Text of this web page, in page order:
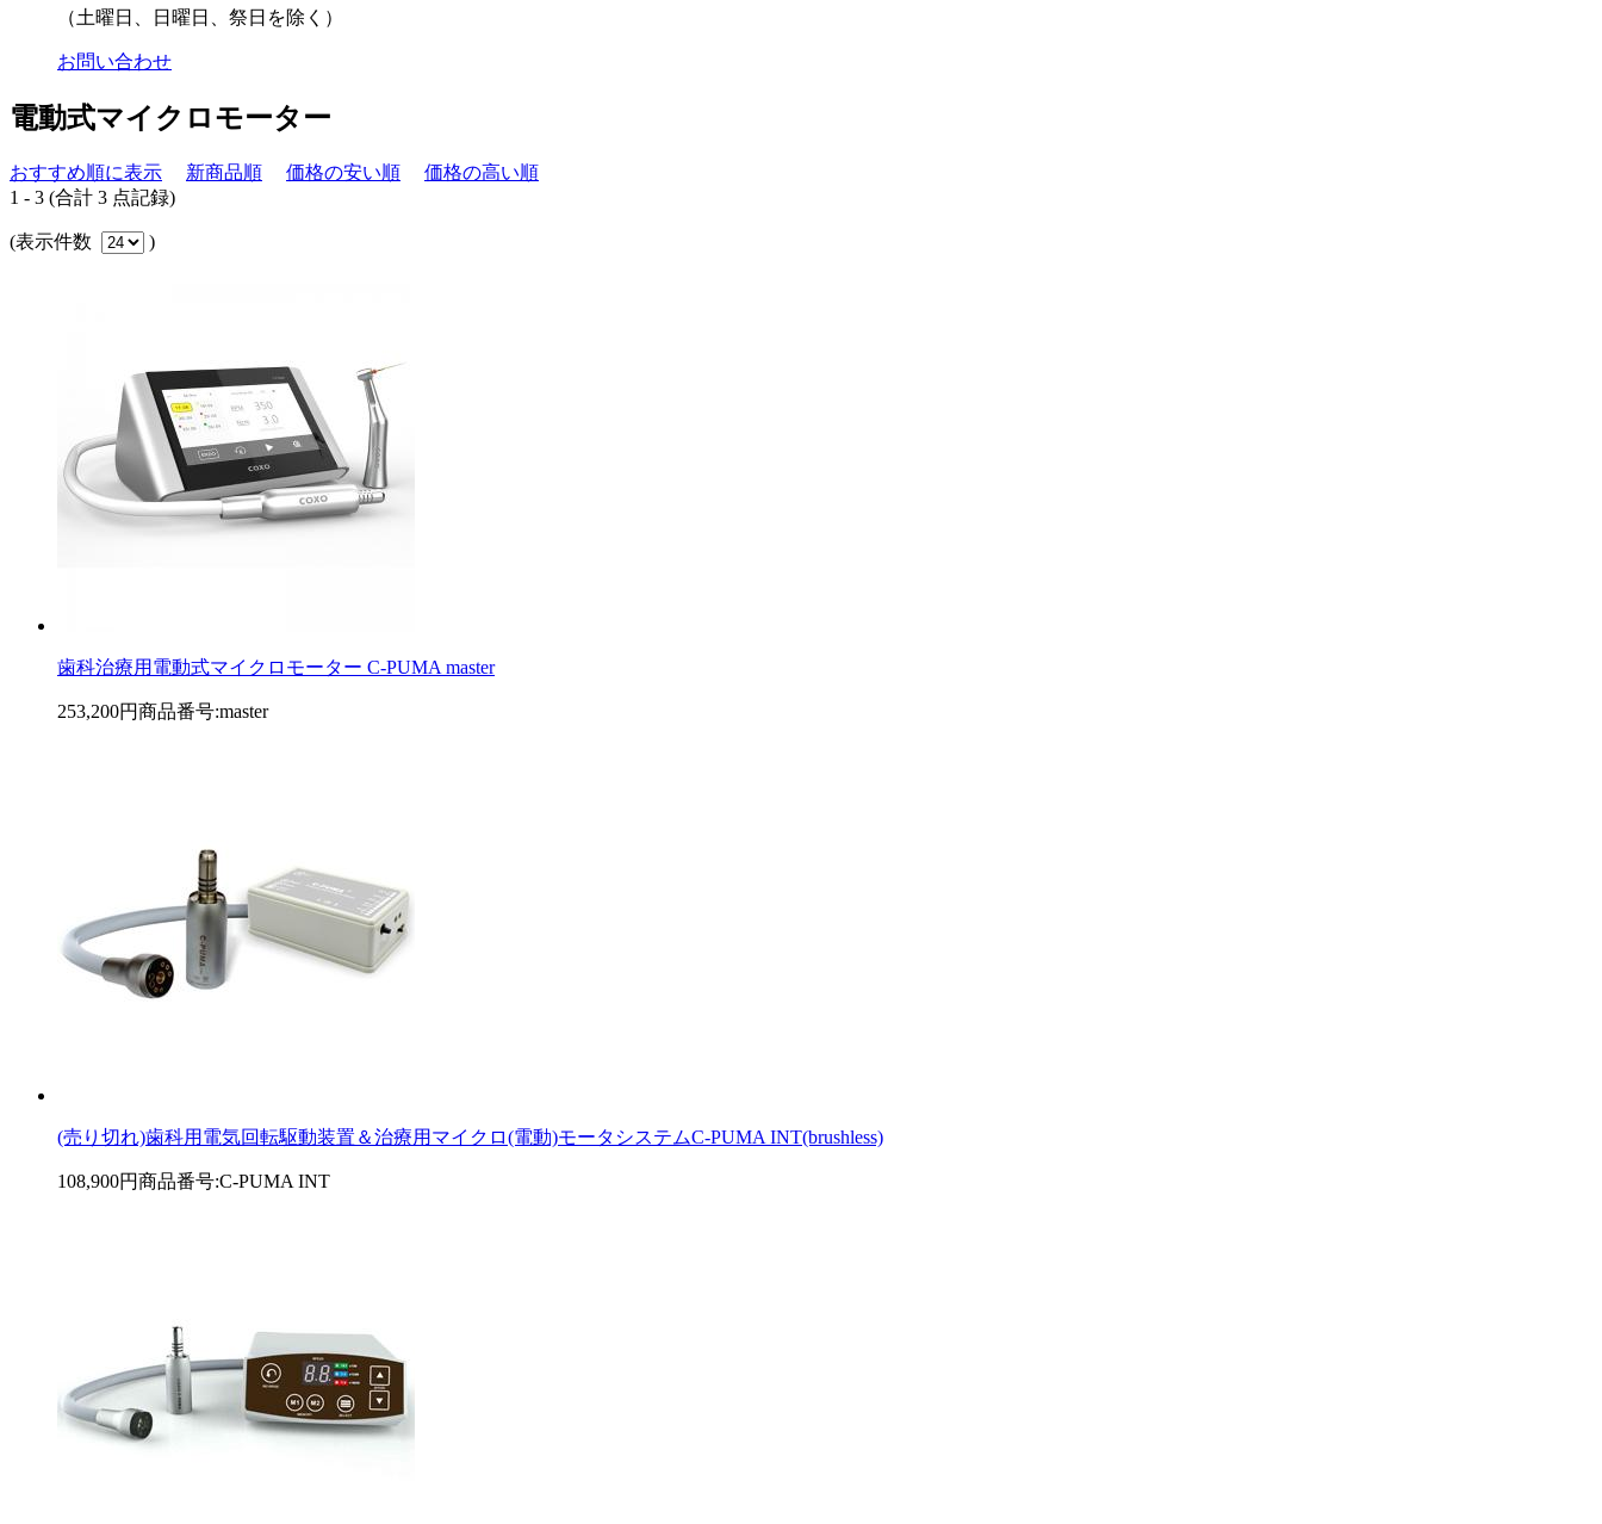
（土曜日、日曜日、祭日を除く）
お問い合わせ
電動式マイクロモーター
おすすめ順に表示 新商品順 価格の安い順
価格の高い順
1 - 3 (合計 3 点記録)
(表示件数 )
歯科治療用電動式マイクロモーター C-PUMA master
253,200円商品番号:master
(売り切れ)歯科用電気回転駆動装置＆治療用マイクロ(電動)モータシステムC-PUMA INT(brushless)
108,900円商品番号:C-PUMA INT